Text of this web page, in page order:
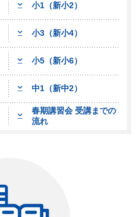
小1（新小2）
小3（新小4）
小5（新小6）
中1（新中2）
春期講習会 受講までの
流れ